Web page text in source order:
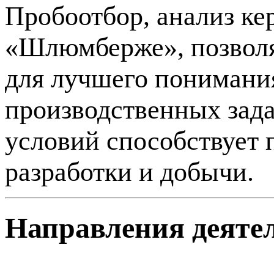
Пробоотбор, анализ
«Шлюмберже»,
для лучшего
производственных
условий
разработки и добычи.
Направления